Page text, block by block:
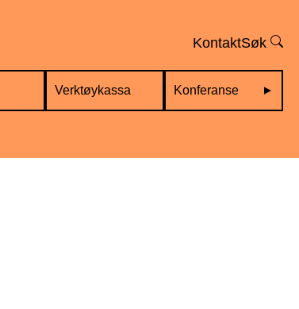
KontaktSøk
Verktøykassa Konferanse